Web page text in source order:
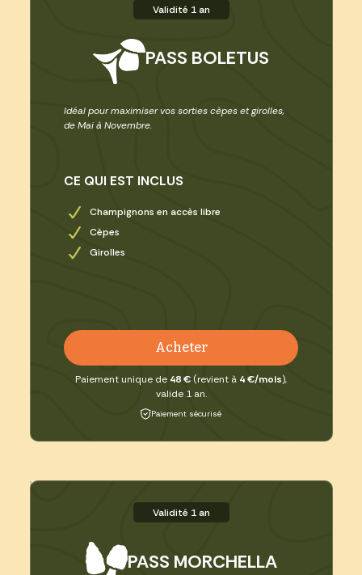
Validité 1 an
PASS MORCHELLA
Validité 1 an
PASS BOLETUS
Idéal pour maximiser vos sorties cèpes et girolles,
de Mai à Novembre.
CE QUI EST INCLUS
Champignons en accès libre
Cèpes
Girolles
Acheter
Paiement unique de 48 € (revient à 4 €/mois),
valide 1 an.
Paiement sécurisé